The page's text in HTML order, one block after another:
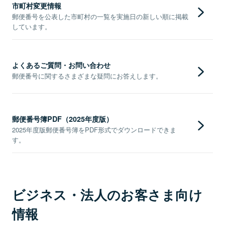
市町村変更情報
郵便番号を公表した市町村の一覧を実施日の新しい順に掲載
しています。
よくあるご質問・お問い合わせ
郵便番号に関するさまざまな疑問にお答えします。
郵便番号簿PDF（2025年度版）
2025年度版郵便番号簿をPDF形式でダウンロードできま
す。
ビジネス・法人のお客さま向け
情報